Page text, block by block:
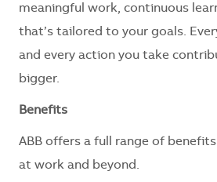
meaningful work, continuous
that’s tailored to your goals.
and every action you take
bigger.
Benefits
ABB offers a full range of
at work and beyond.